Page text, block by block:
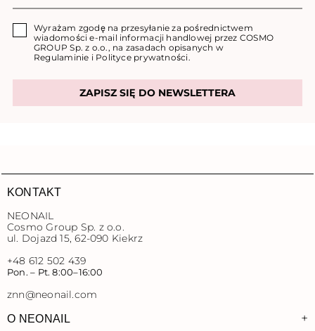
Wyrażam zgodę na przesyłanie za pośrednictwem
wiadomości e-mail informacji handlowej przez COSMO
GROUP Sp. z o.o., na zasadach opisanych w
Regulaminie i Polityce prywatności.
ZAPISZ SIĘ DO NEWSLETTERA
KONTAKT
NEONAIL
Cosmo Group Sp. z o.o.
ul. Dojazd 15, 62-090 Kiekrz
+48 612 502 439
Pon. – Pt. 8:00–16:00
znn@neonail.com
O NEONAIL +